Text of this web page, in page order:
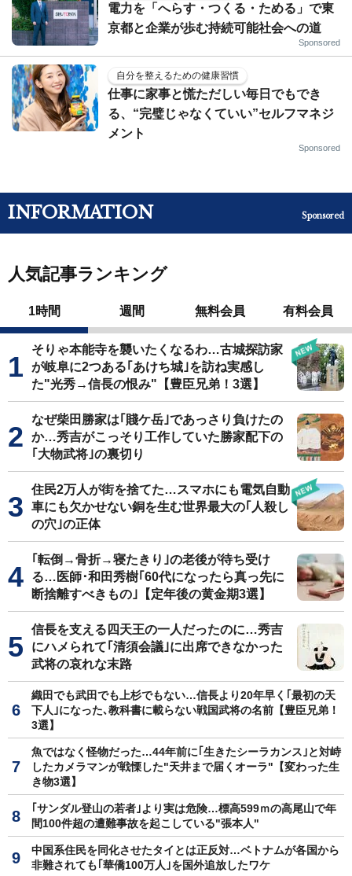
電力を「へらす・つくる・ためる」で東
京都と企業が歩む持続可能社会への道
Sponsored
自分を整えるための健康習慣
仕事に家事と慌ただしい毎日でもでき
る、“完璧じゃなくていい”セルフマネジ
メント
Sponsored
INFORMATION Sponsored
人気記事ランキング
1時間 週間 無料会員 有料会員
そりゃ本能寺を襲いたくなるわ…古城探訪家
が岐阜に2つある｢あけち城｣を訪ね実感し
た"光秀→信長の恨み"【豊臣兄弟！3選】
なぜ柴田勝家は｢賤ケ岳｣であっさり負けたの
か…秀吉がこっそり工作していた勝家配下の
｢大物武将｣の裏切り
住民2万人が街を捨てた…スマホにも電気自動
車にも欠かせない銅を生む世界最大の｢人殺し
の穴｣の正体
｢転倒→骨折→寝たきり｣の老後が待ち受け
る…医師･和田秀樹｢60代になったら真っ先に
断捨離すべきもの｣【定年後の黄金期3選】
信長を支える四天王の一人だったのに…秀吉
にハメられて｢清須会議｣に出席できなかった
武将の哀れな末路
織田でも武田でも上杉でもない…信長より20年早く｢最初の天
下人｣になった､教科書に載らない戦国武将の名前【豊臣兄弟！
3選】
魚ではなく怪物だった…44年前に｢生きたシーラカンス｣と対峙
したカメラマンが戦慄した"天井まで届くオーラ"【変わった生
き物3選】
｢サンダル登山の若者｣より実は危険…標高599ｍの高尾山で年
間100件超の遭難事故を起こしている"張本人"
中国系住民を同化させたタイとは正反対…ベトナムが各国から
非難されても｢華僑100万人｣を国外追放したワケ